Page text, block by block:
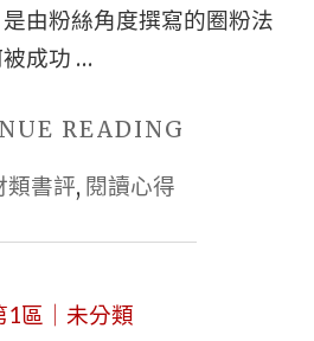
由粉絲角度撰寫的圈粉法
成功 …
READING
營
類書評, 閱讀心得
1區｜未分類